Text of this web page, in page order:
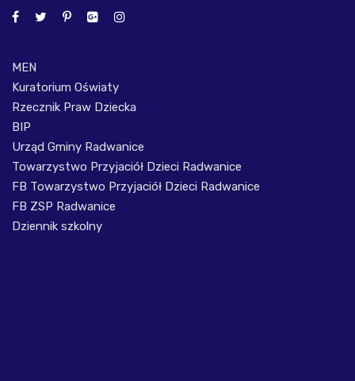
MEN
Kuratorium Oświaty
Rzecznik Praw Dziecka
BIP
Urząd Gminy Radwanice
Towarzystwo Przyjaciół Dzieci Radwanice
FB Towarzystwo Przyjaciół Dzieci Radwanice
FB ZSP Radwanice
Dziennik szkolny